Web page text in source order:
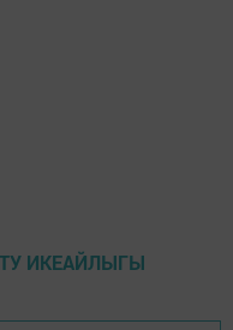
ИКЕАЙЛЫГЫ